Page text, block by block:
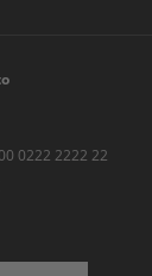
0222 2222 22